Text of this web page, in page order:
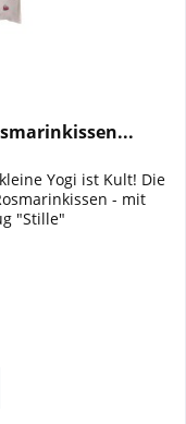
Yogi ist Kult! Die
- mit
"Stille"